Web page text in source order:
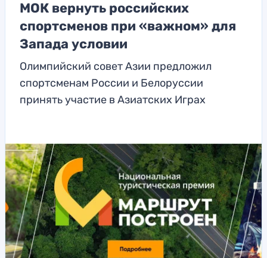
МОК вернуть российских
спортсменов при «важном» для
Запада условии
Олимпийский совет Азии предложил
спортсменам России и Белоруссии
принять участие в Азиатских Играх